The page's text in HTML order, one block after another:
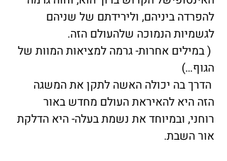
להפרדה ביניהם, ולירידתם של שניהם
לגשמיות הנמוכה שלהעולם הזה.
( במילים אחרות- גרמה למציאות המוות של
הגוף…)
הדרך בה יכולה האשה לתקן את המשגה
הזה היא להאיראת העולם מחדש באור
רוחני, ובמיוחד את נשמת בעלה- היא הדלקת
אור השבת.